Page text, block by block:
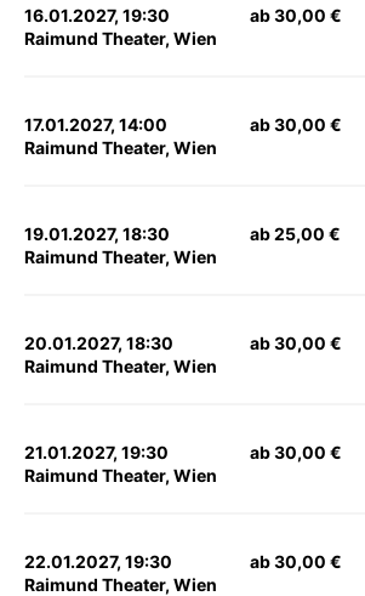
16.01.2027, 19:30
Raimund Theater, Wien
ab 30,00 €
17.01.2027, 14:00
Raimund Theater, Wien
ab 30,00 €
19.01.2027, 18:30
Raimund Theater, Wien
ab 25,00 €
20.01.2027, 18:30
Raimund Theater, Wien
ab 30,00 €
21.01.2027, 19:30
Raimund Theater, Wien
ab 30,00 €
22.01.2027, 19:30
Raimund Theater, Wien
ab 30,00 €